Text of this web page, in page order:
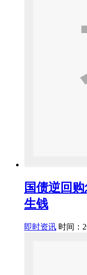
国债逆回
生钱
即时资讯 时间：